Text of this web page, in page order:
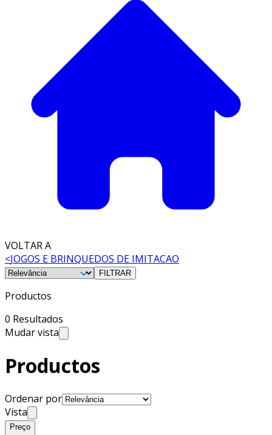
VOLTAR A
<JOGOS E BRINQUEDOS DE IMITACAO
FILTRAR
Productos
0 Resultados
Mudar vista
Productos
Ordenar por
Vista
Preço